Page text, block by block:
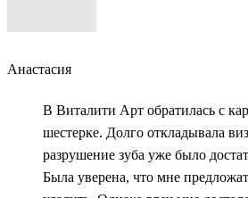
Анастасия
В Виталити Арт обратилась с
шестерке. Долго откладывала
разрушение зуба уже было
Была уверена, что мне